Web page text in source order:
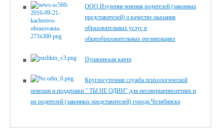
ООО Изучение мнения родителей (законных
представителей) о качестве оказания
образовательных услуг в
общеобразовательных организациях
Пушкинская карта
Круглосуточная служба психологической
помощи и поддержки " ТЫ НЕ ОДИН" для несовершеннолетних и
их родителей (законных представителей) города Челябинска